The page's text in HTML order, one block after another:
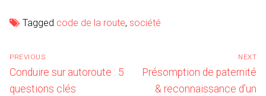
Tagged code de la route, société
Navigation
de
l’article
PREVIOUS
Previous
post:
Conduire sur autoroute : 5
questions clés
NEXT
Next
post:
Présomption de paternité
& reconnaissance d’un